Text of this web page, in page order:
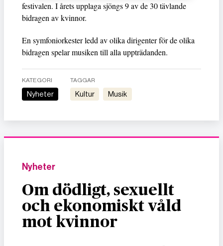
festivalen. I årets upplaga sjöngs 9 av de 30 tävlande
bidragen av kvinnor.
En symfoniorkester ledd av olika dirigenter för de olika
bidragen spelar musiken till alla uppträdanden.
KATEGORI
Nyheter
TAGGAR
kultur musik
Nyheter
Om dödligt, sexuellt
och ekonomiskt våld
mot kvinnor